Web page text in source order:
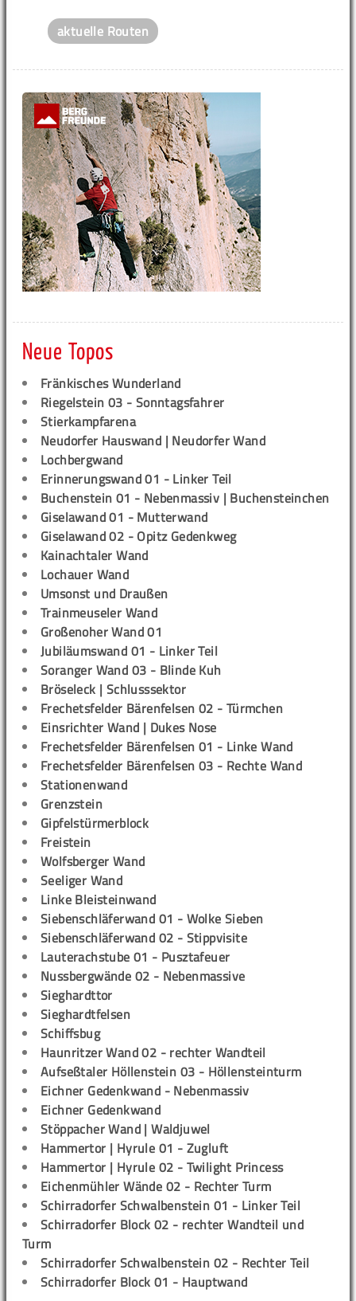
aktuelle Routen
Neue Topos
Fränkisches Wunderland
Riegelstein 03 - Sonntagsfahrer
Stierkampfarena
Neudorfer Hauswand | Neudorfer Wand
Lochbergwand
Erinnerungswand 01 - Linker Teil
Buchenstein 01 - Nebenmassiv | Buchensteinchen
Giselawand 01 - Mutterwand
Giselawand 02 - Opitz Gedenkweg
Kainachtaler Wand
Lochauer Wand
Umsonst und Draußen
Trainmeuseler Wand
Großenoher Wand 01
Jubiläumswand 01 - Linker Teil
Soranger Wand 03 - Blinde Kuh
Bröseleck | Schlusssektor
Frechetsfelder Bärenfelsen 02 - Türmchen
Einsrichter Wand | Dukes Nose
Frechetsfelder Bärenfelsen 01 - Linke Wand
Frechetsfelder Bärenfelsen 03 - Rechte Wand
Stationenwand
Grenzstein
Gipfelstürmerblock
Freistein
Wolfsberger Wand
Seeliger Wand
Linke Bleisteinwand
Siebenschläferwand 01 - Wolke Sieben
Siebenschläferwand 02 - Stippvisite
Lauterachstube 01 - Pusztafeuer
Nussbergwände 02 - Nebenmassive
Sieghardttor
Sieghardtfelsen
Schiffsbug
Haunritzer Wand 02 - rechter Wandteil
Aufseßtaler Höllenstein 03 - Höllensteinturm
Eichner Gedenkwand - Nebenmassiv
Eichner Gedenkwand
Stöppacher Wand | Waldjuwel
Hammertor | Hyrule 01 - Zugluft
Hammertor | Hyrule 02 - Twilight Princess
Eichenmühler Wände 02 - Rechter Turm
Schirradorfer Schwalbenstein 01 - Linker Teil
Schirradorfer Block 02 - rechter Wandteil und
Turm
Schirradorfer Schwalbenstein 02 - Rechter Teil
Schirradorfer Block 01 - Hauptwand